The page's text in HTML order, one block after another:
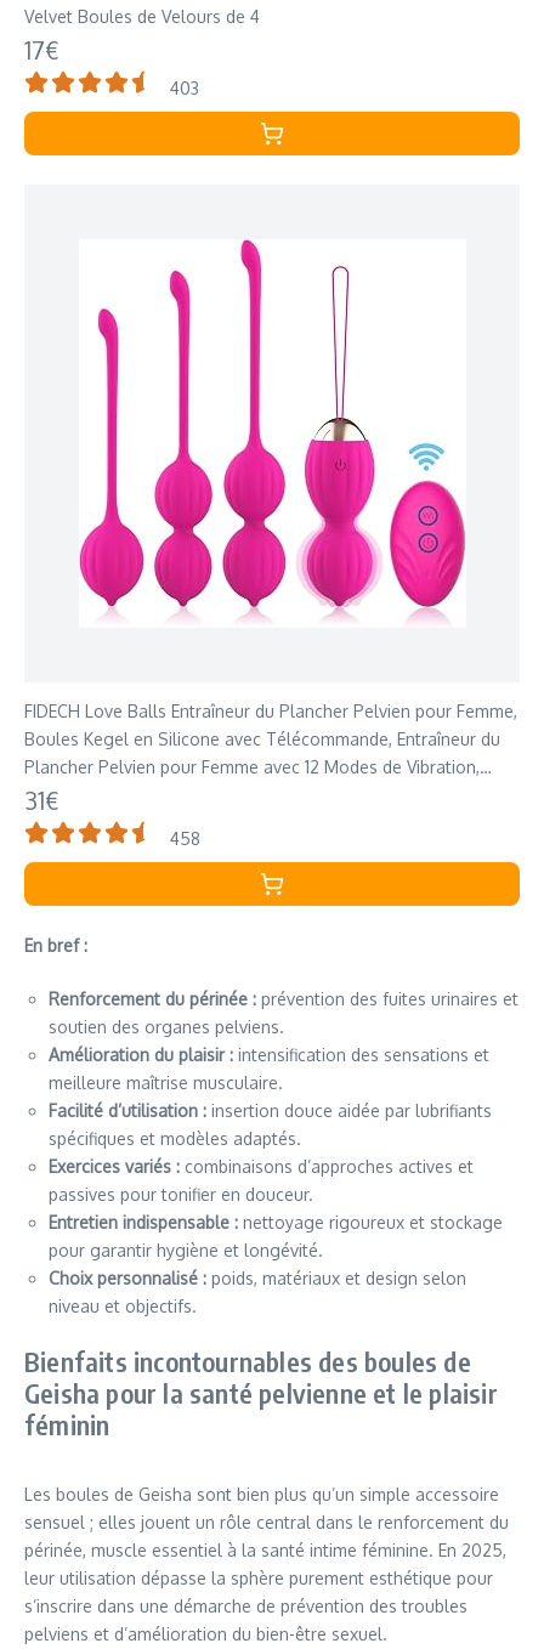
Velvet Boules de Velours de 4
17€
403
FIDECH Love Balls Entraîneur du Plancher Pelvien pour Femme,
Boules Kegel en Silicone avec Télécommande, Entraîneur du
Plancher Pelvien pour Femme avec 12 Modes de Vibration,
Oeuf Vibrant, Rouge
31€
458
En bref :
Renforcement du périnée : prévention des fuites urinaires et
soutien des organes pelviens.
Amélioration du plaisir : intensification des sensations et
meilleure maîtrise musculaire.
Facilité d’utilisation : insertion douce aidée par lubrifiants
spécifiques et modèles adaptés.
Exercices variés : combinaisons d’approches actives et
passives pour tonifier en douceur.
Entretien indispensable : nettoyage rigoureux et stockage
pour garantir hygiène et longévité.
Choix personnalisé : poids, matériaux et design selon
niveau et objectifs.
Bienfaits incontournables des boules de
Geisha pour la santé pelvienne et le plaisir
féminin
Les boules de Geisha sont bien plus qu’un simple accessoire
sensuel ; elles jouent un rôle central dans le renforcement du
périnée, muscle essentiel à la santé intime féminine. En 2025,
leur utilisation dépasse la sphère purement esthétique pour
s’inscrire dans une démarche de prévention des troubles
pelviens et d’amélioration du bien-être sexuel.